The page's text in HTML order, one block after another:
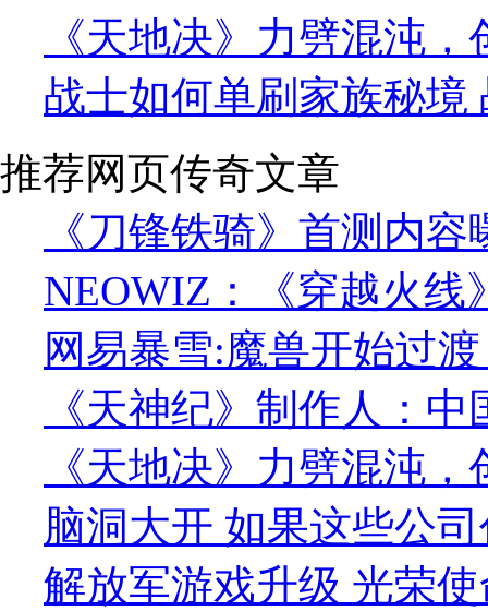
《天地决》力劈混沌
战士如何单刷家族秘境
推荐网页传奇文章
《刀锋铁骑》首测内
NEOWIZ：《穿越火线
网易暴雪:魔兽开始过
《天神纪》制作人：
《天地决》力劈混沌
脑洞大开 如果这些公
解放军游戏升级 光荣